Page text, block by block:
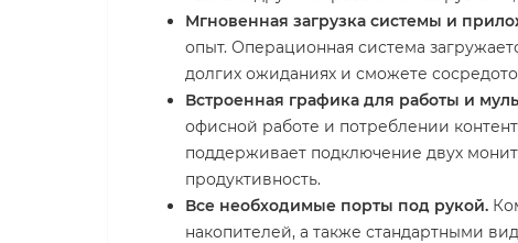
Мгновенная загрузка системы и
опыт. Операционная система
долгих ожиданиях и сможете
Встроенная графика для работы и
офисной работе и потреблении
поддерживает подключение двух
продуктивность.
Все необходимые порты под рукой.
накопителей, а также стандартными